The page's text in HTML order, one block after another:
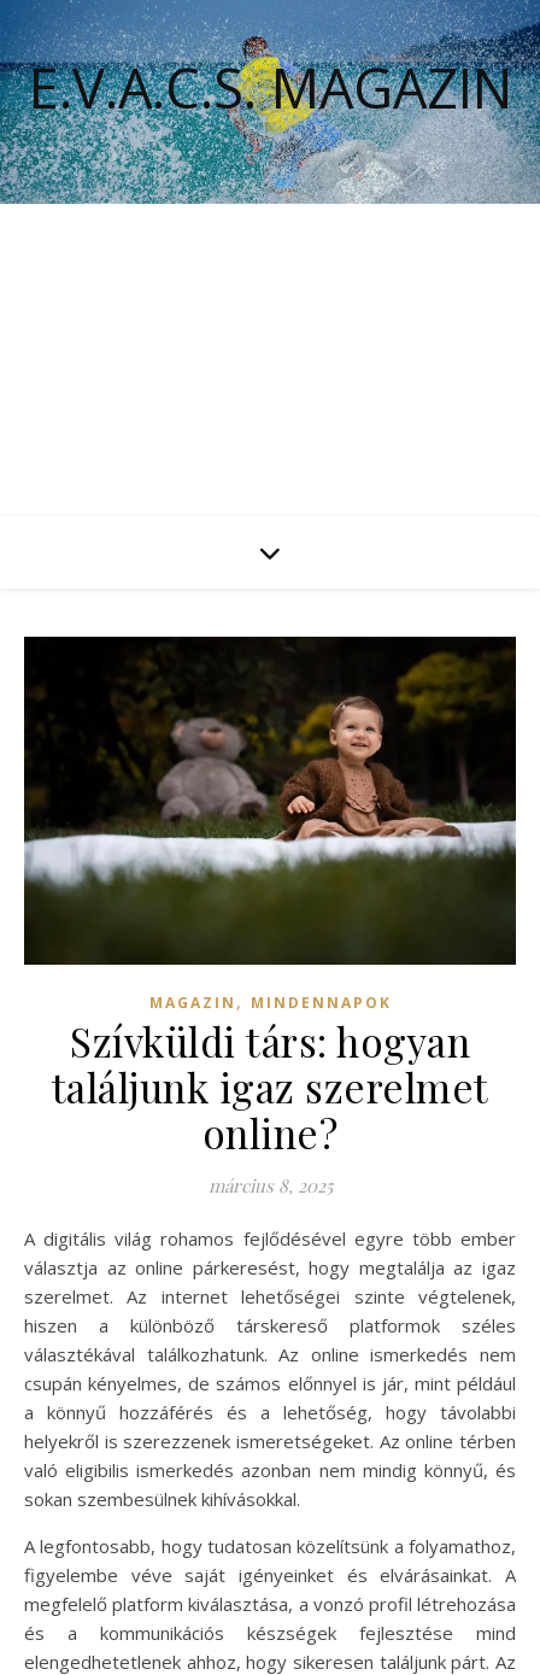
E.V.A.C.S. MAGAZIN
MAGAZIN , MINDENNAPOK
Szívküldi társ: hogyan
találjunk igaz szerelmet
online?
március 8, 2025
A digitális világ rohamos fejlődésével egyre több ember
választja az online párkeresést, hogy megtalálja az igaz
szerelmet. Az internet lehetőségei szinte végtelenek,
hiszen a különböző társkereső platformok széles
választékával találkozhatunk. Az online ismerkedés nem
csupán kényelmes, de számos előnnyel is jár, mint például
a könnyű hozzáférés és a lehetőség, hogy távolabbi
helyekről is szerezzenek ismeretségeket. Az online térben
való eligibilis ismerkedés azonban nem mindig könnyű, és
sokan szembesülnek kihívásokkal.
A legfontosabb, hogy tudatosan közelítsünk a folyamathoz,
figyelembe véve saját igényeinket és elvárásainkat. A
megfelelő platform kiválasztása, a vonzó profil létrehozása
és a kommunikációs készségek fejlesztése mind
elengedhetetlenek ahhoz, hogy sikeresen találjunk párt. Az